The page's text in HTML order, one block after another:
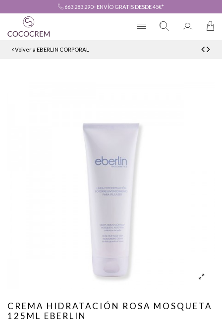
663 283 290· ENVÍO GRATIS DESDE 45€*
Volver a EBERLIN CORPORAL
CREMA HIDRATACIÓN ROSA MOSQUETA
125ML EBERLIN